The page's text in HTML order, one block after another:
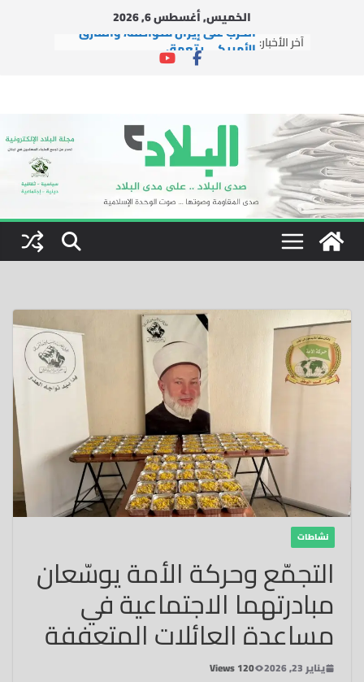
الخميس, أغسطس 6, 2026
آخر الأخبار: الحرب على إيران متواصلة، والمأزق
الأمريكي يتعمق
وفد من التجمع يزور حزب السعادة
محسن الآراكي في مدينة قم
بينما تُغيّر إيران الوعي بالفعل، يتضح
فشل إسرائيل
اتفاقية التعاون النووي بين الولايات
المتحدة والمملكة العربية
السعودية.. الفرص والمخاطر
والتوصيات السياسية
نشاطات
التجمّع وحركة الأمة يوسّعان
مبادرتهما الاجتماعية في
مساعدة العائلات المتعففة
يناير 23, 2026 120 Views